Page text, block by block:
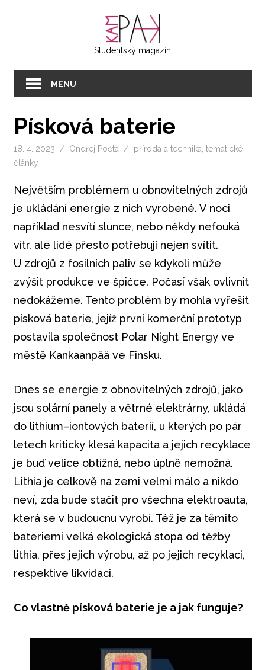
Studentský magazín
MENU
Písková baterie
18. 4. 2023 Ondřej Počta příroda a technika tematické
články
Největším problémem u obnovitelných zdrojů
je ukládání energie z nich vyrobené. V noci
například nesvítí slunce, nebo někdy nefouká
vítr, ale lidé přesto potřebují nejen svítit.
U zdrojů z fosilních paliv se kdykoli může
zvýšit produkce ve špičce. Počasí však ovlivnit
nedokážeme. Tento problém by mohla vyřešit
písková baterie, jejíž první komerční prototyp
postavila společnost Polar Night Energy ve
městě Kankaanpää ve Finsku.
Dnes se energie z obnovitelných zdrojů, jako
jsou solární panely a větrné elektrárny, ukládá
do lithium–iontových baterií, u kterých po pár
letech kriticky klesá kapacita a jejich recyklace
je buď velice obtížná, nebo úplně nemožná.
Lithia je celkově na zemi velmi málo a nikdo
neví, zda bude stačit pro všechna elektroauta,
která se v budoucnu vyrobí. Též je za těmito
bateriemi velká ekologická stopa od těžby
lithia, přes jejich výrobu, až po jejich recyklaci,
respektive likvidaci.
Co vlastně písková baterie je a jak funguje?